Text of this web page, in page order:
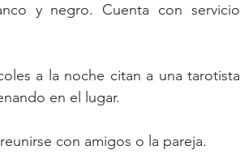
y negro. Cuenta con servicio
a la noche citan a una tarotista
en el lugar.
con amigos o la pareja.